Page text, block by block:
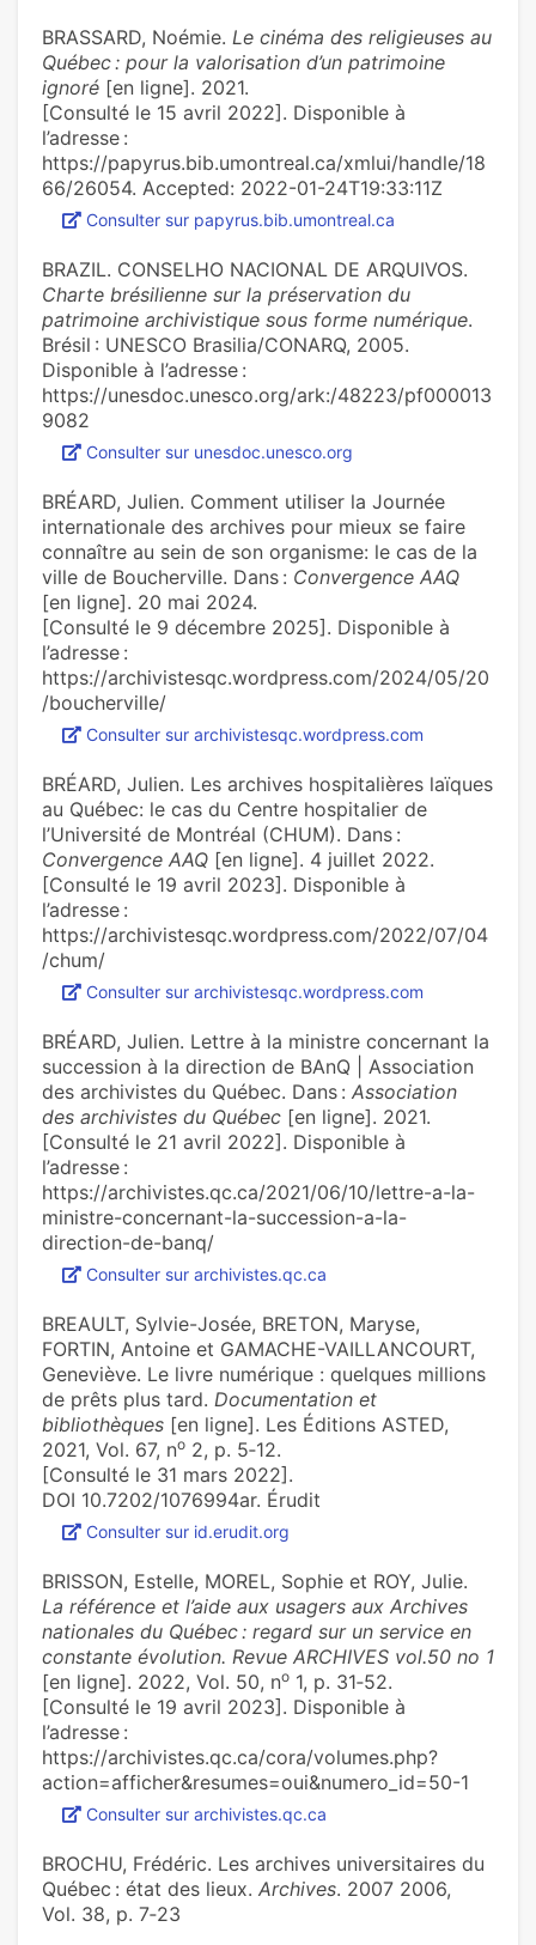
BRASSARD, Noémie. Le cinéma des religieuses au
Québec : pour la valorisation d’un patrimoine
ignoré [en ligne]. 2021.
[Consulté le 15 avril 2022]. Disponible à
l’adresse :
https://papyrus.bib.umontreal.ca/xmlui/handle/18
66/26054. Accepted: 2022-01-24T19:33:11Z
Consulter sur papyrus.bib.umontreal.ca
BRAZIL. CONSELHO NACIONAL DE ARQUIVOS.
Charte brésilienne sur la préservation du
patrimoine archivistique sous forme numérique.
Brésil : UNESCO Brasilia/CONARQ, 2005.
Disponible à l’adresse :
https://unesdoc.unesco.org/ark:/48223/pf000013
9082
Consulter sur unesdoc.unesco.org
BRÉARD, Julien. Comment utiliser la Journée
internationale des archives pour mieux se faire
connaître au sein de son organisme: le cas de la
ville de Boucherville. Dans : Convergence AAQ
[en ligne]. 20 mai 2024.
[Consulté le 9 décembre 2025]. Disponible à
l’adresse :
https://archivistesqc.wordpress.com/2024/05/20
/boucherville/
Consulter sur archivistesqc.wordpress.com
BRÉARD, Julien. Les archives hospitalières laïques
au Québec: le cas du Centre hospitalier de
l’Université de Montréal (CHUM). Dans :
Convergence AAQ [en ligne]. 4 juillet 2022.
[Consulté le 19 avril 2023]. Disponible à
l’adresse :
https://archivistesqc.wordpress.com/2022/07/04
/chum/
Consulter sur archivistesqc.wordpress.com
BRÉARD, Julien. Lettre à la ministre concernant la
succession à la direction de BAnQ | Association
des archivistes du Québec. Dans : Association
des archivistes du Québec [en ligne]. 2021.
[Consulté le 21 avril 2022]. Disponible à
l’adresse :
https://archivistes.qc.ca/2021/06/10/lettre-a-la-
ministre-concernant-la-succession-a-la-
direction-de-banq/
Consulter sur archivistes.qc.ca
BREAULT, Sylvie-Josée, BRETON, Maryse,
FORTIN, Antoine et GAMACHE-VAILLANCOURT,
Geneviève. Le livre numérique : quelques millions
de prêts plus tard. Documentation et
bibliothèques [en ligne]. Les Éditions ASTED,
2021, Vol. 67, no 2, p. 5‑12.
[Consulté le 31 mars 2022].
DOI 10.7202/1076994ar. Érudit
Consulter sur id.erudit.org
BRISSON, Estelle, MOREL, Sophie et ROY, Julie.
La référence et l’aide aux usagers aux Archives
nationales du Québec : regard sur un service en
constante évolution. Revue ARCHIVES vol.50 no 1
[en ligne]. 2022, Vol. 50, no 1, p. 31‑52.
[Consulté le 19 avril 2023]. Disponible à
l’adresse :
https://archivistes.qc.ca/cora/volumes.php?
action=afficher&resumes=oui&numero_id=50-1
Consulter sur archivistes.qc.ca
BROCHU, Frédéric. Les archives universitaires du
Québec : état des lieux. Archives. 2007 2006,
Vol. 38, p. 7‑23